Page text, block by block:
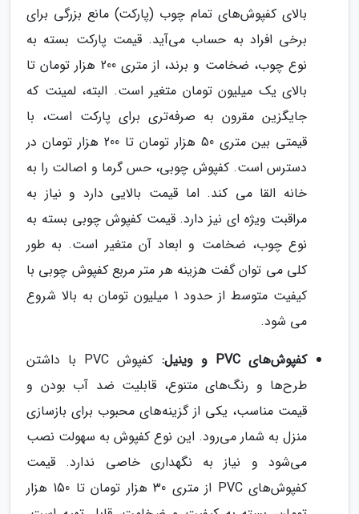
بالای کفپوش‌های تمام چوب (پارکت) مانع بزرگی برای
برخی افراد به حساب می‌آید. قیمت پارکت بسته به
نوع چوب، ضخامت و برند، از متری 200 هزار تومان تا
بالای یک میلیون تومان متغیر است. البته، لمینت که
جایگزین مقرون به صرفه‌تری برای پارکت است، با
قیمتی بین متری 50 هزار تومان تا 200 هزار تومان در
دسترس است. کفپوش چوبی، حس گرما و اصالت را به
خانه القا می کند. اما قیمت بالایی دارد و نیاز به
مراقبت ویژه ای نیز دارد. قیمت کفپوش چوبی بسته به
نوع چوب، ضخامت و ابعاد آن متغیر است. به طور
کلی می توان گفت هزینه هر متر مربع کفپوش چوبی با
کیفیت متوسط از حدود 1 میلیون تومان به بالا شروع
می شود.
کفپوش‌های PVC و وینیل:
کفپوش PVC با داشتن
طرح‌ها و رنگ‌های متنوع، قابلیت ضد آب بودن و
قیمت مناسب، یکی از گزینه‌های محبوب برای بازسازی
منزل به شمار می‌رود. این نوع کفپوش به سهولت نصب
می‌شود و نیاز به نگهداری خاصی ندارد. قیمت
کفپوش‌های PVC از متری 30 هزار تومان تا 150 هزار